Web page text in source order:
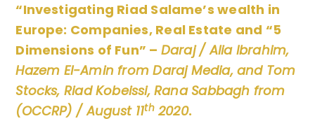
“Investigating Riad Salame’s wealth in
Europe: Companies, Real Estate and “5
Dimensions of Fun” – Daraj / Alia Ibrahim,
Hazem El-Amin from Daraj Media, and Tom
Stocks, Riad Kobeissi, Rana Sabbagh from
(OCCRP) / August 11th2020.